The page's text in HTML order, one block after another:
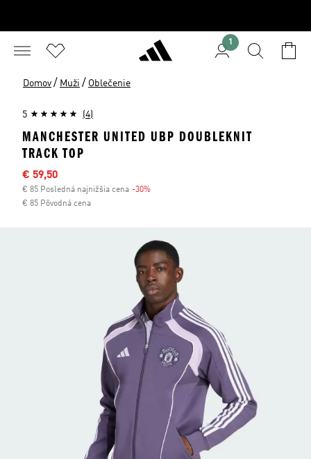
1
Domov / Muži / Oblečenie
5 (4)
MANCHESTER UNITED UBP DOUBLEKNIT
TRACK TOP
Výpredajová cena
€ 59,50
€ 85 Posledná najnižšia cena -30%
€ 85 Pôvodná cena